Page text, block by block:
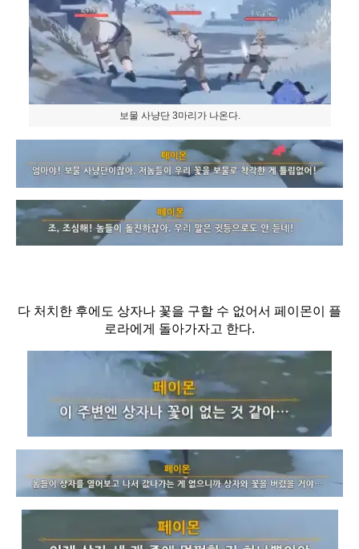
보물 사냥단 3마리가 나온다.
다 처치한 후에도 상자나 꽃을 구할 수 없어서 페이몬이 플
로라에게 돌아가자고 한다.